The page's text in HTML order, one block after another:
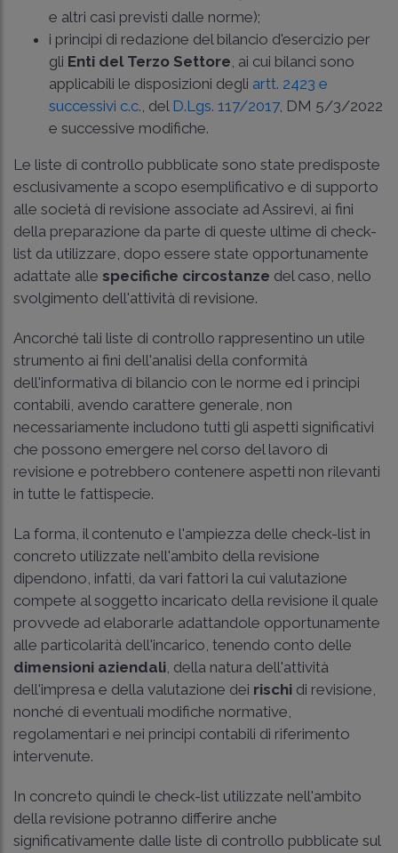
e altri casi previsti dalle norme);
i principi di redazione del bilancio d'esercizio per
gli Enti del Terzo Settore , ai cui bilanci sono
applicabili le disposizioni degli artt. 2423 e
successivi c.c. , del D.Lgs. 117/2017, DM 5/3/2022
e successive modifiche.
Le liste di controllo pubblicate sono state predisposte
esclusivamente a scopo esemplificativo e di supporto
alle società di revisione associate ad Assirevi, ai fini
della preparazione da parte di queste ultime di check-
list da utilizzare, dopo essere state opportunamente
adattate alle specifiche circostanze del caso, nello
svolgimento dell'attività di revisione.
Ancorché tali liste di controllo rappresentino un utile
strumento ai fini dell'analisi della conformità
dell'informativa di bilancio con le norme ed i principi
contabili, avendo carattere generale, non
necessariamente includono tutti gli aspetti significativi
che possono emergere nel corso del lavoro di
revisione e potrebbero contenere aspetti non rilevanti
in tutte le fattispecie.
La forma, il contenuto e l'ampiezza delle check-list in
concreto utilizzate nell'ambito della revisione
dipendono, infatti, da vari fattori la cui valutazione
compete al soggetto incaricato della revisione il quale
provvede ad elaborarle adattandole opportunamente
alle particolarità dell'incarico, tenendo conto delle
dimensioni aziendali , della natura dell'attività
dell'impresa e della valutazione dei rischi di revisione,
nonché di eventuali modifiche normative,
regolamentari e nei principi contabili di riferimento
intervenute.
In concreto quindi le check-list utilizzate nell'ambito
della revisione potranno differire anche
significativamente dalle liste di controllo pubblicate sul